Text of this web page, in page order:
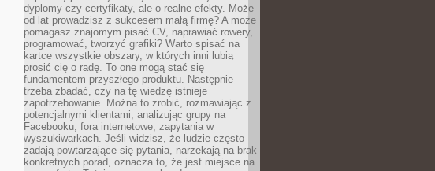
dyplomy czy certyfikaty, ale o realne efekty. Może
od lat prowadzisz z sukcesem małą firmę? A może
pomagasz znajomym pisać CV, naprawiać rowery,
programować, tworzyć grafiki? Warto spisać na
kartce wszystkie obszary, w których inni lubią
prosić cię o radę. To one mogą stać się
fundamentem przyszłego produktu. Następnie
trzeba zbadać, czy na tę wiedzę istnieje
zapotrzebowanie. Można to zrobić, rozmawiając z
potencjalnymi klientami, analizując grupy na
Facebooku, fora internetowe, zapytania w
wyszukiwarkach. Jeśli widzisz, że ludzie często
zadają powtarzające się pytania, narzekają na brak
konkretnych porad, oznacza to, że jest miejsce na